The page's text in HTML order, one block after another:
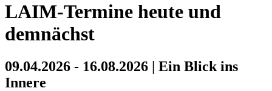
LAIM-Termine heute und
demnächst
09.04.2026 - 16.08.2026 | Ein Blick ins
Innere